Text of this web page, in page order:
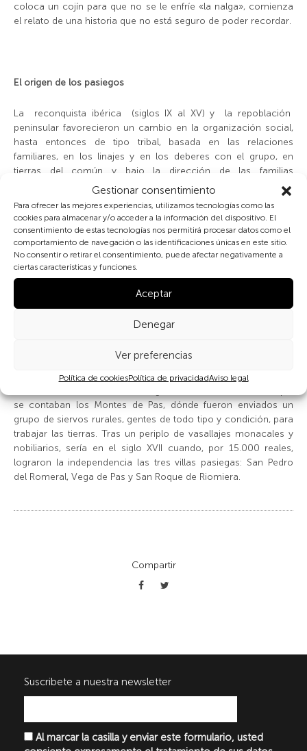
Gestionar consentimiento
Para ofrecer las mejores experiencias, utilizamos tecnologías como las
cookies para almacenar y/o acceder a la información del dispositivo. El
consentimiento de estas tecnologías nos permitirá procesar datos como el
comportamiento de navegación o las identificaciones únicas en este sitio.
No consentir o retirar el consentimiento, puede afectar negativamente a
ciertas características y funciones.
Aceptar
Denegar
Ver preferencias
Política de cookiesPolítica de privacidadAviso legal
coloca un cojín para que no se le enfríe «la nalga», comienza
el relato de una historia que no está seguro de poder recordar.
El origen de los pasiegos
La reconquista ibérica (siglos IX al XV) y la repoblación
peninsular favorecieron un cambio en la organización social,
hasta entonces de tipo tribal, basada en las relaciones
familiares, en los linajes y en los deberes con el grupo, en
tierras del común y bajo la dirección de las familias
aristocráticas. La colonización de los territorios, habitados o
desocupados, sin titularidad jurídica, posibilitó a los
campesinos la apropiación de los mismos para su exclusiva
titularidad, aunque fuese bajo condiciones de vasallaje.
En esta expansión se originó una gran proliferación de
pequeñas aldeas alrededor de los cursos de los valles fluviales
y también pequeñas comunidades monásticas que impulsaban
la corriente colonizadora. Esta colonización alcanzó por
En este escenario medieval de comienzos del siglo IX entró en
escena el pasiego. Al Monasterio de San Salvador de Oña
se contaban los Montes de Pas, dónde fueron enviados un
grupo de siervos rurales, gentes de todo tipo y condición, para
trabajar las tierras. Tras un periplo de vasallajes monacales y
nobiliarios, sería en el siglo XVII cuando, por 15.000 reales,
lograron la independencia las tres villas pasiegas: San Pedro
del Romeral, Vega de Pas y San Roque de Riomiera.
Compartir
Suscribete a nuestra newsletter
Al marcar la casilla y enviar este formulario, usted